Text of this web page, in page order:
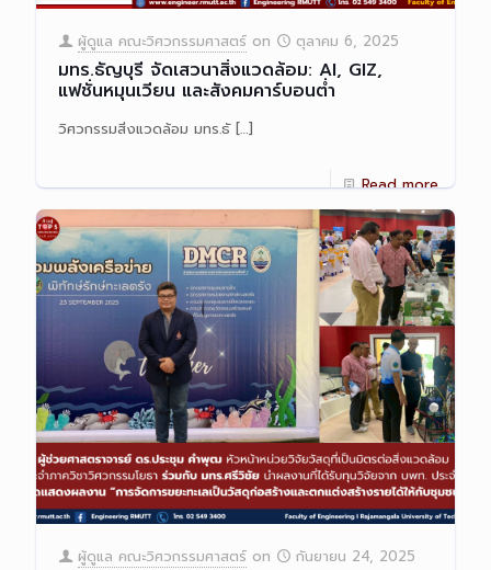
ผู้ดูแล คณะวิศวกรรมศาสตร์ on ตุลาคม 6, 2025
มทร.ธัญบุรี จัดเสวนาสิ่งแวดล้อม: AI, GIZ,
แฟชั่นหมุนเวียน และสังคมคาร์บอนต่ำ
วิศวกรรมสิ่งแวดล้อม มทร.ธั[…]
Read more
ผู้ดูแล คณะวิศวกรรมศาสตร์ on กันยายน 24, 2025